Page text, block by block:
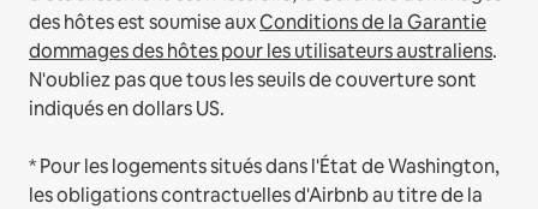
des hôtes est soumise auxConditions de la Garantie
dommages des hôtes pour les utilisateurs australiens.
N'oubliez pas que tous les seuils de couverture sont
indiqués en dollars US.
* Pour les logements situés dans l'État de Washington,
les obligations contractuelles d'Airbnb au titre de la